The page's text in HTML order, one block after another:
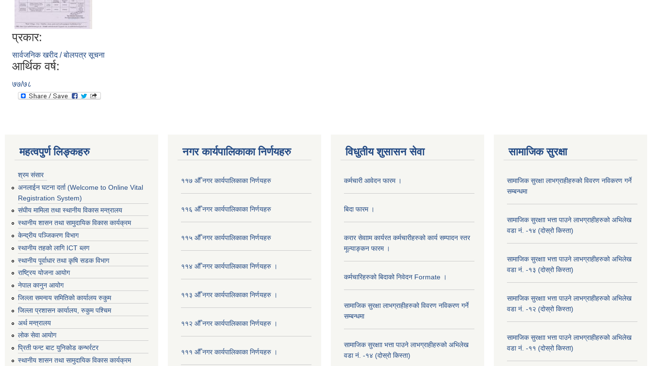
प्रकार:
सार्वजनिक खरीद / बोलपत्र सूचना
आर्थिक वर्ष:
७७/७८
महत्वपुर्ण लिङ्कहरु
श्रम संसार
अनलाईन घटना दर्ता (Welcome to Online Vital
Registration System)
संघीय मामिला तथा स्थानीय विकास मन्त्रालय
स्थानीय शासन तथा सामुदायिक विकास कार्यक्रम
केन्द्रीय पञ्जिकरण विभाग
स्थानीय तहको लागि ICT ब्लग
स्थानीय पूर्वाधार तथा कृषि सडक विभाग
राष्ट्रिय योजना आयोग
नेपाल कानुन आयोग
जिल्ला समन्वय समितिको कार्यालय रुकुम
जिल्ला प्रशासन कार्यालय, रुकुम पश्चिम
अर्थ मन्त्रालय
लोक सेवा आयोग
प्रिती फन्ट बाट युनिकोड कन्भर्रटर
स्थानीय शासन तथा सामुदायिक विकास कार्यक्रम
नगर कार्यपालिकाका निर्णयहरु
११७ औँ नगर कार्यपालिकाका निर्णयहरु
११६ औँ नगर कार्यपालिकाका निर्णयहरु
११५ औँ नगर कार्यपालिकाका निर्णयहरु
११४ औँ नगर कार्यपालिकाका निर्णयहरु ।
११३ औँ नगर कार्यपालिकाका निर्णयहरु ।
११२ औँ नगर कार्यपालिकाका निर्णयहरु ।
१११ औँ नगर कार्यपालिकाका निर्णयहरु ।
विधुतीय शुसासन सेवा
कर्मचारी आवेदन फारम ।
बिदा फारम ।
करार सेवााम कार्यरत कर्मचारीहरुको कार्य सम्पादन स्तर
मूल्याङ्कन फारम ।
कर्मचारिहरुको बिदाको निवेदन Formate ।
सामाजिक सुरक्षा लाभग्राहीहरुको विवरण नविकरण गर्ने
सम्बन्धमा
सामाजिक सुरक्षाा भत्ता पाउने लाभग्राहीहरुको अभिलेख
वडा नं. -१४ (दोस्रो किस्ता)
सामाजिक सुरक्षा
सामाजिक सुरक्षा लाभग्राहीहरुको विवरण नविकरण गर्ने
सम्बन्धमा
सामाजिक सुरक्षाा भत्ता पाउने लाभग्राहीहरुको अभिलेख
वडा नं. -१४ (दोस्रो किस्ता)
सामाजिक सुरक्षाा भत्ता पाउने लाभग्राहीहरुको अभिलेख
वडा नं. -१३ (दोस्रो किस्ता)
सामाजिक सुरक्षाा भत्ता पाउने लाभग्राहीहरुको अभिलेख
वडा नं. -१२ (दोस्रो किस्ता)
सामाजिक सुरक्षाा भत्ता पाउने लाभग्राहीहरुको अभिलेख
वडा नं. -११ (दोस्रो किस्ता)